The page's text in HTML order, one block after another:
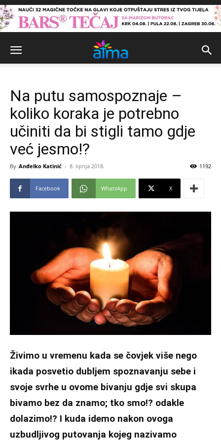
Na putu samospoznaje –
koliko koraka je potrebno
učiniti da bi stigli tamo gdje
već jesmo!?
By Anđelko Katinić - 8. lipnja 2018. 1192
Facebook WhatsApp X
Živimo u vremenu kada se čovjek više nego
ikada posvetio dubljem spoznavanju sebe i
svoje svrhe u ovome bivanju gdje svi skupa
bivamo bez da znamo; tko smo!? odakle
dolazimo!? I kuda idemo nakon ovoga
uzbudljivog putovanja kojeg nazivamo